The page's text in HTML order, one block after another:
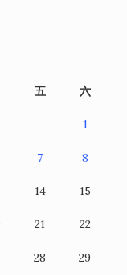
五 六
1
7 8
14 15
21 22
28 29